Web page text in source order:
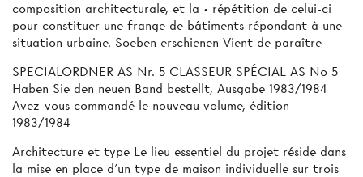
composition architecturale, et la • répétition de celui-ci
pour constituer une frange de bâtiments répondant à une
situation urbaine. Soeben erschienen Vient de paraître
SPECIALORDNER AS Nr. 5 CLASSEUR SPÉCIAL AS No 5
Haben Sie den neuen Band bestellt, Ausgabe 1983/1984
Avez-vous commandé le nouveau volume, édition
1983/1984
Architecture et type Le lieu essentiel du projet réside dans
la mise en place d'un type de maison individuelle sur trois